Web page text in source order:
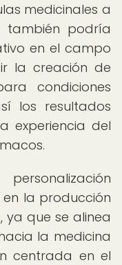
medicinales a
también podría
en el campo
la creación de
condiciones
los resultados
experiencia del
la producción
ya que se alinea
la medicina
centrada en el